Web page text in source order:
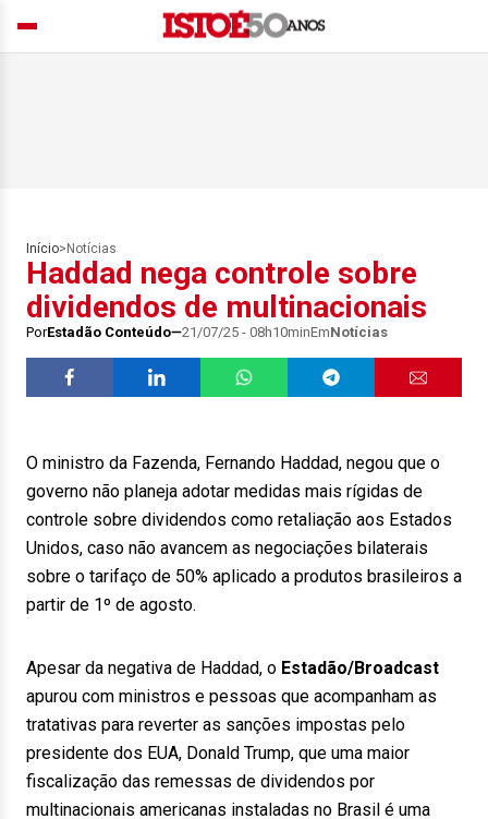
Início> Notícias
Haddad nega controle sobre
dividendos de multinacionais
PorEstadão Conteúdo 21/07/25 - 08h10minEmNotícias
O ministro da Fazenda, Fernando Haddad, negou que o
governo não planeja adotar medidas mais rígidas de
controle sobre dividendos como retaliação aos Estados
Unidos, caso não avancem as negociações bilaterais
sobre o tarifaço de 50% aplicado a produtos brasileiros a
partir de 1º de agosto.
Apesar da negativa de Haddad, o Estadão/Broadcast
apurou com ministros e pessoas que acompanham as
tratativas para reverter as sanções impostas pelo
presidente dos EUA, Donald Trump, que uma maior
fiscalização das remessas de dividendos por
multinacionais americanas instaladas no Brasil é uma